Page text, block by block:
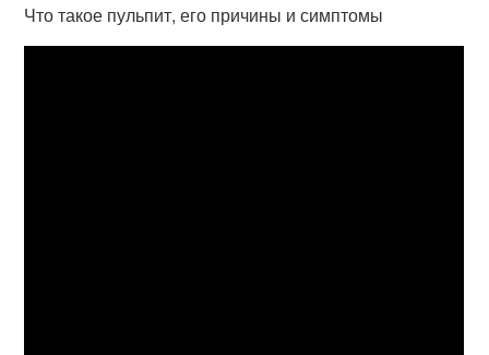
Что такое пульпит, его причины и симптомы